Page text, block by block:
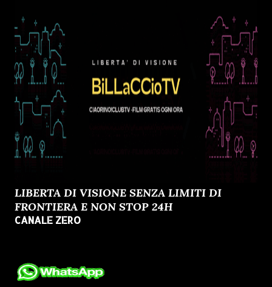
LIBERTA DI VISIONE SENZA LIMITI DI
FRONTIERA E NON STOP 24H
CANALE ZERO